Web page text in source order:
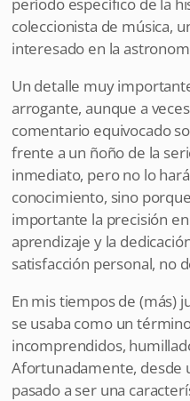
coleccionista de música,
interesado en la
Un detalle muy
arrogante, aunque a
comentario equivocado
frente a un ñoño de la
inmediato, pero no lo
conocimiento, sino
importante la precisión
aprendizaje y la
satisfacción personal, no
En mis tiempos de (más)
se usaba como un
incomprendidos,
Afortunadamente, desde
pasado a ser una